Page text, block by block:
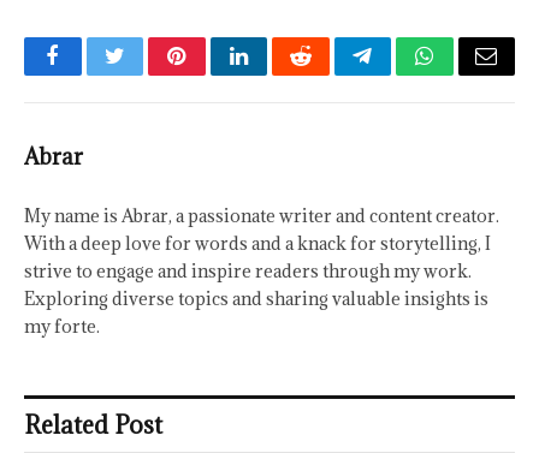
FacebookTwitterPinterestLinkedInRedditTelegramWhatsApp
Email
Abrar
My name is Abrar, a passionate writer and content creator.
With a deep love for words and a knack for storytelling, I
strive to engage and inspire readers through my work.
Exploring diverse topics and sharing valuable insights is
my forte.
Related Post